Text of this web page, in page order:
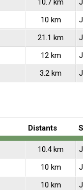
10.7 km
10 km
21.1 km
12 km
3.2 km
Distants
10.4 km
10 km
10 km